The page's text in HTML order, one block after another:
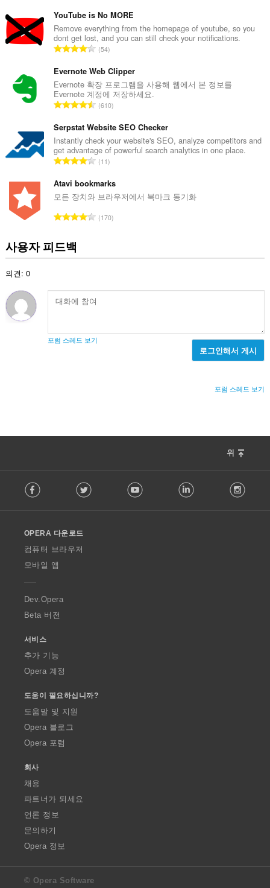
급
수
:
YouTube is No MORE
Remove everything from the homepage of youtube, so you
dont get lost, and you can still check your notifications.
총
급
수
:
54
Evernote Web Clipper
Evernote 확장 프로그램을 사용해 웹에서 본 정보를
Evernote 계정에 저장하세요.
총
급
수
:
610
Serpstat Website SEO Checker
Instantly check your website's SEO, analyze competitors and
get advantage of powerful search analytics in one place.
총
급
수
11
Atavi bookmarks
모든 장치와 브라우저에서 북마크 동기화
총170
사용자 피드백
의견: 0
포럼 스레드 보기
로그인해서 게시
포럼 스레드 보기
위
o
w
O
p
a
Facebook Twitter Youtube LinkedIn
OPERA 다운로드
컴퓨터 브라우저
모바일 앱
Dev.Opera
Beta 버전
서비스
추가 기능
Opera 계정
도움이 필요하십니까?
도움말 및 지원
Opera 블로그
Opera 포럼
회사
채용
파트너가 되세요
언론 정보
문의하기
Opera 정보
© Opera Software